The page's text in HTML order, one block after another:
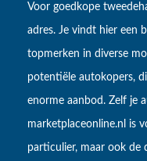
Voor goedkope
adres. Je vindt hier een
topmerken in diverse
potentiële autokopers,
enorme aanbod. Zelf je
marketplaceonline.nl is
particulier, maar ook de